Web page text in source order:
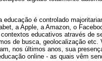
é controlado
a Apple, a Amazon, o
educativos através de
de busca, geolocalização etc.
nos últimos anos, sua
online - as quais vêm